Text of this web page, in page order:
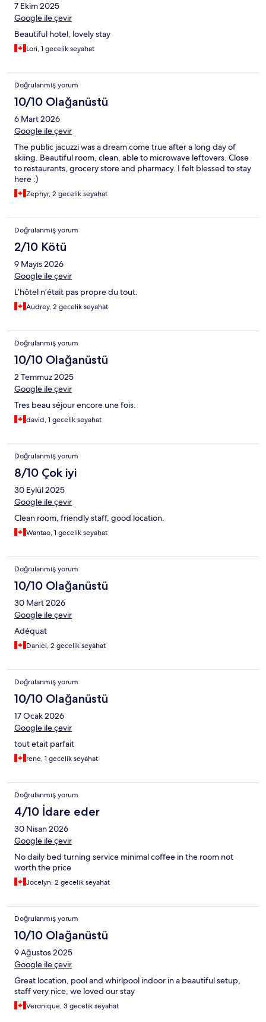
7 Ekim 2025
Google ile çevir
Beautiful hotel, lovely stay
Lori, 1 gecelik seyahat
Doğrulanmış yorum
10/10 Olağanüstü
6 Mart 2026
Google ile çevir
The public jacuzzi was a dream come true after a long day of
skiing. Beautiful room, clean, able to microwave leftovers. Close
to restaurants, grocery store and pharmacy. I felt blessed to stay
here :)
Zephyr, 2 gecelik seyahat
Doğrulanmış yorum
2/10 Kötü
9 Mayıs 2026
Google ile çevir
L’hôtel n’était pas propre du tout.
Audrey, 2 gecelik seyahat
Doğrulanmış yorum
10/10 Olağanüstü
2 Temmuz 2025
Google ile çevir
Tres beau séjour encore une fois.
david, 1 gecelik seyahat
Doğrulanmış yorum
8/10 Çok iyi
30 Eylül 2025
Google ile çevir
Clean room, friendly staff, good location.
Wantao, 1 gecelik seyahat
Doğrulanmış yorum
10/10 Olağanüstü
30 Mart 2026
Google ile çevir
Adéquat
Daniel, 2 gecelik seyahat
Doğrulanmış yorum
10/10 Olağanüstü
17 Ocak 2026
Google ile çevir
tout etait parfait
rene, 1 gecelik seyahat
Doğrulanmış yorum
4/10 İdare eder
30 Nisan 2026
Google ile çevir
No daily bed turning service minimal coffee in the room not
worth the price
Jocelyn, 2 gecelik seyahat
Doğrulanmış yorum
10/10 Olağanüstü
9 Ağustos 2025
Google ile çevir
Great location, pool and whirlpool indoor in a beautiful setup,
staff very nice, we loved our stay
Veronique, 3 gecelik seyahat